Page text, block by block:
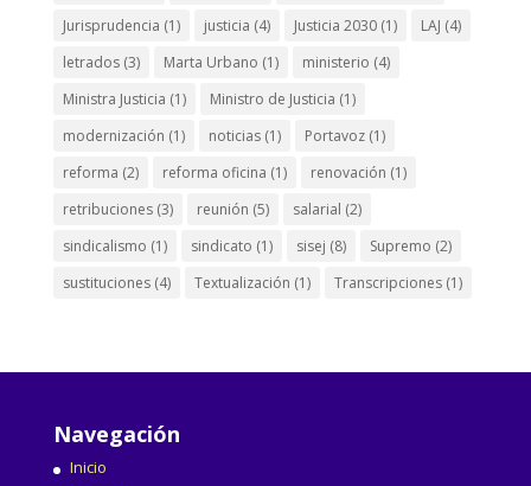
Jurisprudencia (1) justicia (4) Justicia 2030(1) LAJ (4)
letrados(3) Marta Urbano (1) ministerio (4)
Ministra Justicia (1) Ministro de Justicia (1)
modernización (1) noticias(1) Portavoz(1)
reforma (2) reforma oficina (1) renovación (1)
retribuciones(3) reunión (5) salarial (2)
sindicalismo (1) sindicato (1) sisej (8) Supremo (2)
sustituciones(4) Textualización (1) Transcripciones(1)
Navegación
Inicio